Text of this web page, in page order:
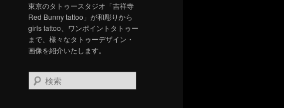
東京のタトゥースタジオ「吉祥寺
Red Bunny tattoo」が和彫りから
girls tattoo、ワンポイントタトゥー
まで、様々なタトゥーデザイン・
画像を紹介いたします。
検
索